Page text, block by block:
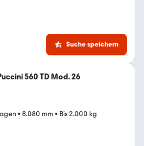
Suche speichern
560 TD Mod. 26
• 8.080 mm • Bis 2.000 kg